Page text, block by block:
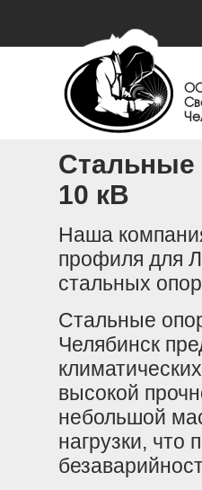
Стальные
10 кВ
Наша
профиля для
стальных
Стальные
Челябинск
высокой
небольшой
нагрузки, что